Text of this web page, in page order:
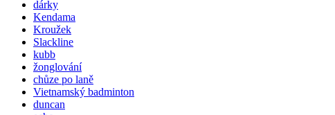
dárky
Kendama
Kroužek
Slackline
kubb
žonglování
chůze po laně
Vietnamský badminton
duncan